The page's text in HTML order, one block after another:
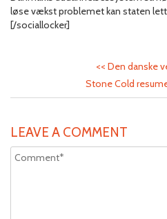
løse vækst problemet kan staten
[/sociallocker]
<< Den danske
Stone Cold
LEAVE A COMMENT